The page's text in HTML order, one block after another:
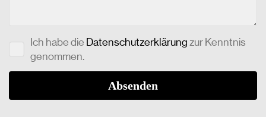
Ich habe die Datenschutzerklärung zur Kenntnis
genommen.